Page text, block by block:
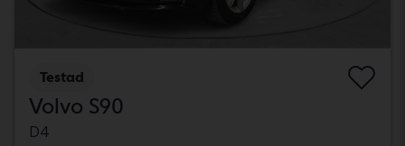
Testad
Volvo S90
D4